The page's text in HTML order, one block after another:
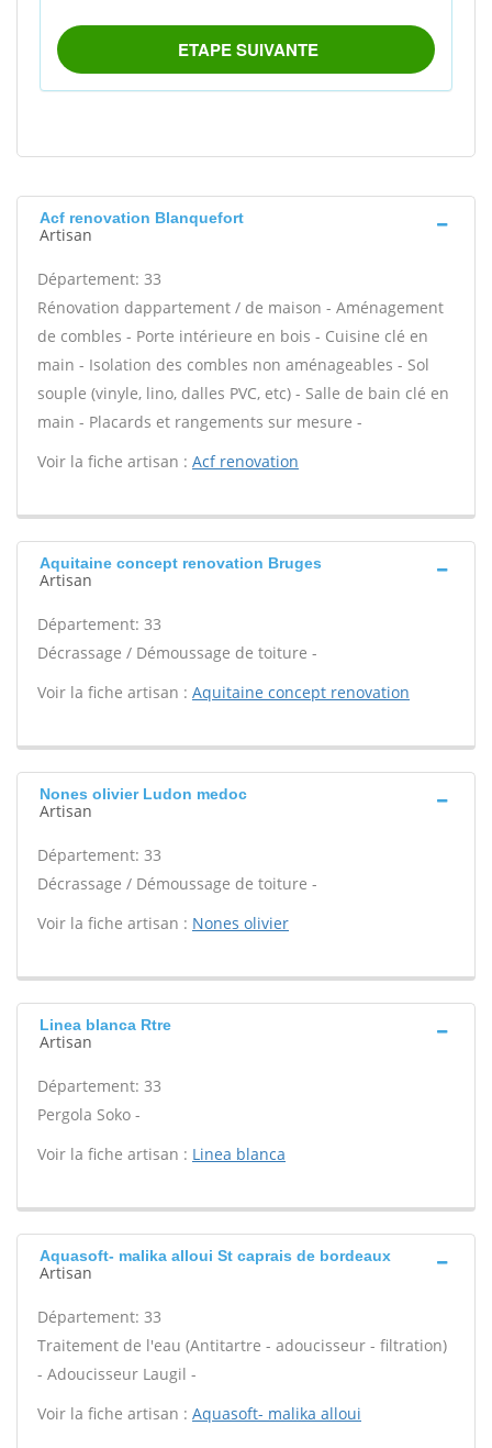
Acf renovation Blanquefort
Artisan
Département: 33
Rénovation dappartement / de maison - Aménagement
de combles - Porte intérieure en bois - Cuisine clé en
main - Isolation des combles non aménageables - Sol
souple (vinyle, lino, dalles PVC, etc) - Salle de bain clé en
main - Placards et rangements sur mesure -
Voir la fiche artisan : Acf renovation
Aquitaine concept renovation Bruges
Artisan
Département: 33
Décrassage / Démoussage de toiture -
Voir la fiche artisan : Aquitaine concept renovation
Nones olivier Ludon medoc
Artisan
Département: 33
Décrassage / Démoussage de toiture -
Voir la fiche artisan : Nones olivier
Linea blanca Rtre
Artisan
Département: 33
Pergola Soko -
Voir la fiche artisan : Linea blanca
Aquasoft- malika alloui St caprais de bordeaux
Artisan
Département: 33
Traitement de l'eau (Antitartre - adoucisseur - filtration)
- Adoucisseur Laugil -
Voir la fiche artisan : Aquasoft- malika alloui